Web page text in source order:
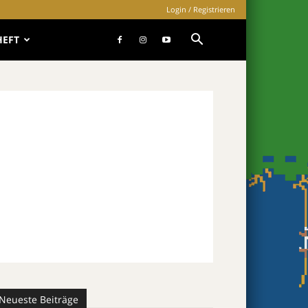
Login / Registrieren
Neueste Beiträge